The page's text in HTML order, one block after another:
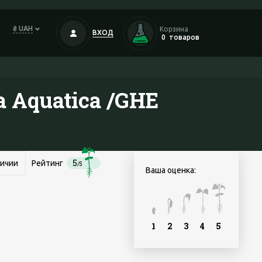
₴ UAH
ВХОД
Корзина
0 товаров
Aquatica /GHE
Рейтинг 5/5
Ваша оценка:
5
4
3
2
1